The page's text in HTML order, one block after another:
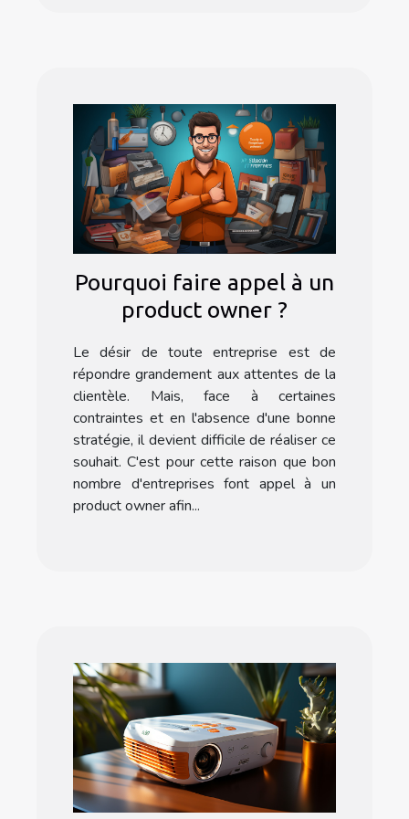
Pourquoi faire appel à un
product owner ?
Le désir de toute entreprise est de
répondre grandement aux attentes de la
clientèle. Mais, face à certaines
contraintes et en l'absence d'une bonne
stratégie, il devient difficile de réaliser ce
souhait. C'est pour cette raison que bon
nombre d'entreprises font appel à un
product owner afin...